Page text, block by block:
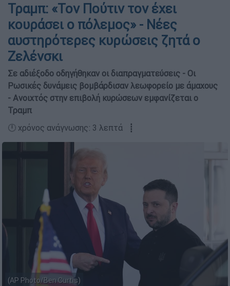
Τραμπ: «Τον Πούτιν τον έχει
κουράσει ο πόλεμος» - Νέες
αυστηρότερες κυρώσεις ζητά ο
Ζελένσκι
Σε αδιέξοδο οδηγήθηκαν οι διαπραγματεύσεις - Οι
Ρωσικές δυνάμεις βομβάρδισαν λεωφορείο με άμαχους
- Ανοιχτός στην επιβολή κυρώσεων εμφανίζεται ο
Τραμπ
🕛 χρόνος ανάγνωσης: 3 λεπτά ┋
(AP Photo/Ben Curtis)